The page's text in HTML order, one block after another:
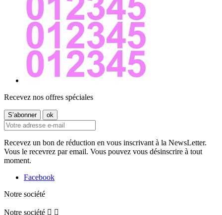
Recevez nos offres spéciales
Recevez un bon de réduction en vous inscrivant à la NewsLetter.
Vous le recevrez par email. Vous pouvez vous désinscrire à tout
moment.
Facebook
Notre société
Notre société  